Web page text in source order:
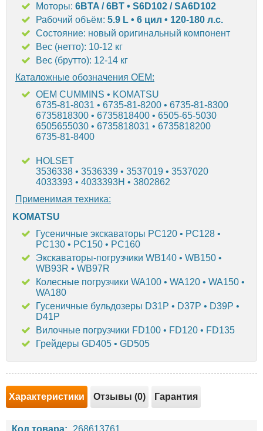
Моторы: 6BTA / 6BT • S6D102 / SA6D102
Рабочий объём: 5.9 L • 6 цил • 120-180 л.с.
Состояние: новый оригинальный компонент
Вес (нетто): 10-12 кг
Вес (брутто): 12-14 кг
Каталожные обозначения OEM:
OEM CUMMINS • KOMATSU
6735-81-8031 • 6735-81-8200 • 6735-81-8300
6735818300 • 6735818400 • 6505-65-5030
6505655030 • 6735818031 • 6735818200
6735-81-8400
HOLSET
3536338 • 3536339 • 3537019 • 3537020
4033393 • 4033393H • 3802862
Применимая техника:
KOMATSU
Гусеничные экскаваторы PC120 • PC128 •
PC130 • PC150 • PC160
Экскаваторы-погрузчики WB140 • WB150 •
WB93R • WB97R
Колесные погрузчики WA100 • WA120 • WA150 •
WA180
Гусеничные бульдозеры D31P • D37P • D39P •
D41P
Вилочные погрузчики FD100 • FD120 • FD135
Грейдеры GD405 • GD505
Характеристики Отзывы (0) Гарантия
Код товара: 268613761